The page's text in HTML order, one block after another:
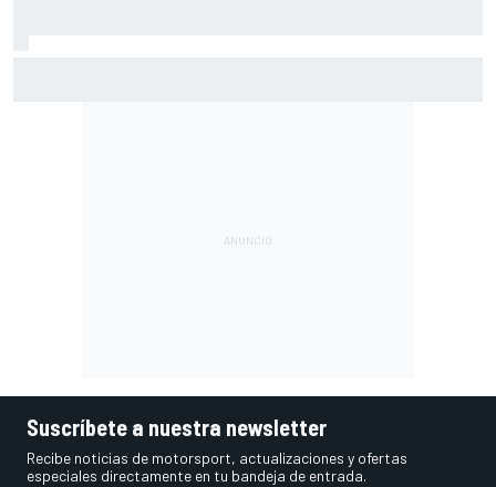
Suscríbete a nuestra newsletter
Recibe noticias de motorsport, actualizaciones y ofertas
especiales directamente en tu bandeja de entrada.